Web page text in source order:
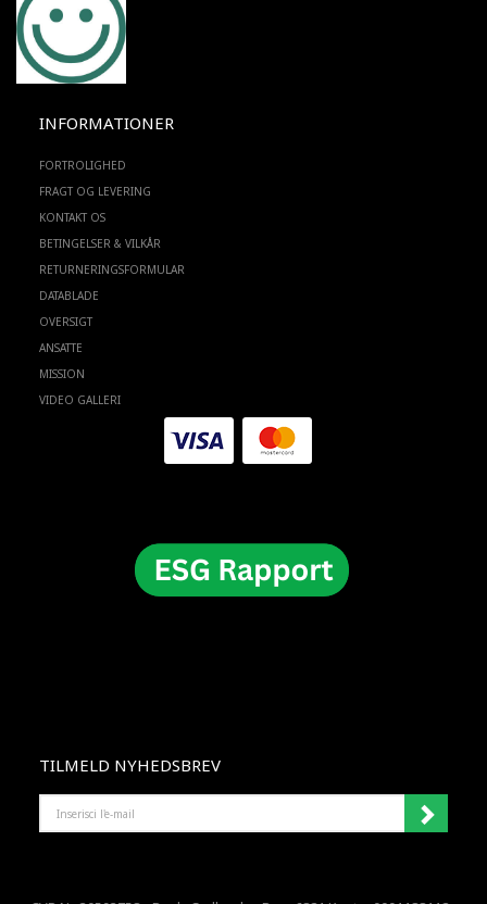
INFORMATIONER
FORTROLIGHED
FRAGT OG LEVERING
KONTAKT OS
BETINGELSER & VILKÅR
RETURNERINGSFORMULAR
DATABLADE
OVERSIGT
ANSATTE
MISSION
VIDEO GALLERI
TILMELD NYHEDSBREV
MAIL